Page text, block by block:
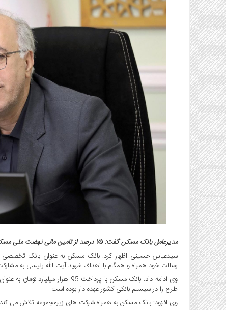
بورس
مسکن
و
شهری
نفت،
گاز
و
پتروشیمی
صنعت
و
خودرو
استارت
آپ
و
فن
آوری
بانک
،
بیمه
و
ارز
دیجیتال
کشاورزی
و
صنایع
غذایی
مدیرعامل بانک مسکن گفت: ۷۵ درصد از تامین مالی نهضت ملی مسکن در سیستم بانکی کشور را برعهده داشته ایم.
سیدعباس حسینی اظهار کرد: بانک مسکن به عنوان بانک
رسالت خود همراه و همگام با اهداف شهید آیت الله رئیسی به
طرح را در سیستم بانکی کشور عهده دار بوده است.
وی افزود: بانک مسکن به همراه شرکت های زیرمجموعه تلاش می